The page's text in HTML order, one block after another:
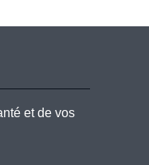
et de vos